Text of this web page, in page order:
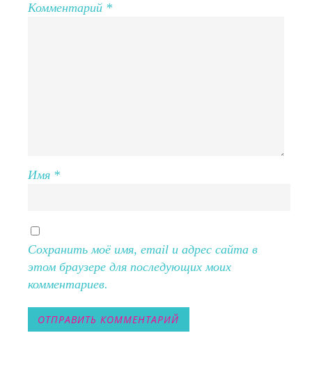
Комментарий *
Имя *
Сохранить моё имя, email и адрес сайта в
этом браузере для последующих моих
комментариев.